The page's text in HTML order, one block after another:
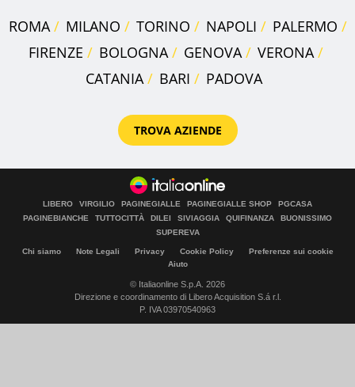
ROMA MILANO TORINO NAPOLI
PALERMO
FIRENZE
BOLOGNA GENOVA
VERONA
CATANIA
BARI PADOVA
TROVA AZIENDE
LIBERO VIRGILIO PAGINEGIALLE PAGINEGIALLE SHOP
PGCASA
PAGINEBIANCHE
TUTTOCITTÀ DILEI SIVIAGGIA QUIFINANZA
BUONISSIMO
SUPEREVA
Chi siamo Note Legali Privacy Cookie Policy
Preferenze sui cookie
Aiuto
© Italiaonline S.p.A. 2026
Direzione e coordinamento di Libero Acquisition S.á r.l.
P. IVA 03970540963